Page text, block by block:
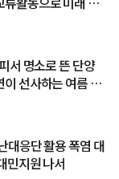
서 명소로 뜬 단양
선사하는 여름 힐
대응단 활용 폭염 대
민지원 나서